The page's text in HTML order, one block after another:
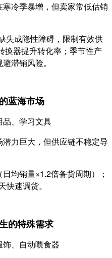
冷季暴增，但卖家常低估销
失成隐性障碍，限制有效供
换器提升转化率；季节性产
滞销风险。
蓝海市场
品、学习文具
力巨大，但供应链不稳定导
均销量×1.2倍备货周期）；
速调货。
的特殊需求
、自动喂食器